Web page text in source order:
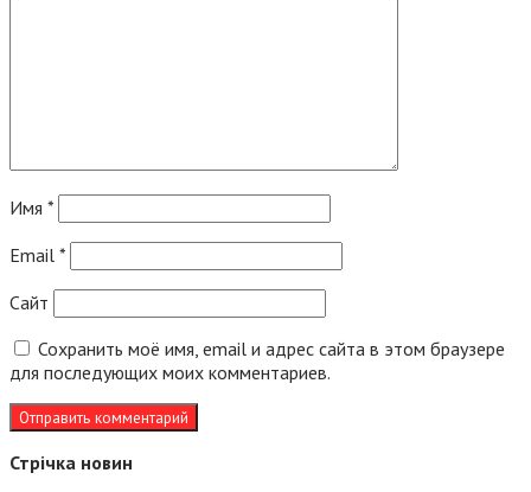
Имя *
Email *
Сайт
Сохранить моё имя, email и адрес сайта в этом браузере
для последующих моих комментариев.
Стрічка новин